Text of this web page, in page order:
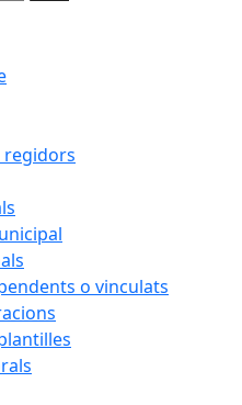
o vinculats